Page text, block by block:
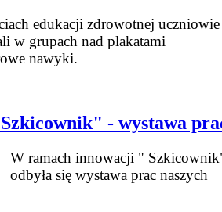
edukacji zdrowotnej uczniowie
w grupach nad plakatami
nawyki.
- wystawa
W ramach innowacji "
odbyła się wystawa prac naszych